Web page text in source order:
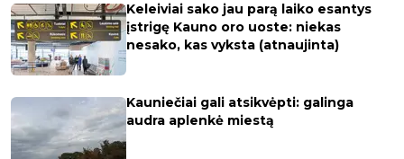
Keleiviai sako jau parą laiko esantys
įstrigę Kauno oro uoste: niekas
nesako, kas vyksta (atnaujinta)
Kauniečiai gali atsikvėpti: galinga
audra aplenkė miestą